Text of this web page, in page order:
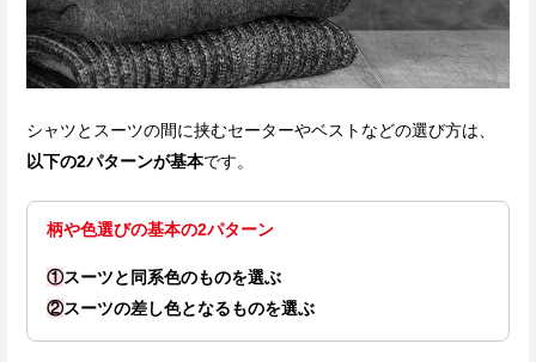
シャツとスーツの間に挟むセーターやベストなどの選び方は、
以下の2パターンが基本です。
柄や色選びの基本の2パターン
①スーツと同系色のものを選ぶ
②スーツの差し色となるものを選ぶ